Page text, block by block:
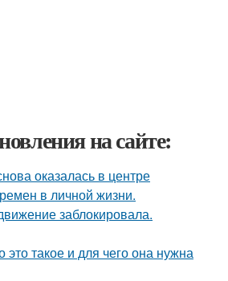
на сайте:
оказалась в центре
в личной жизни.
заблокировала.
такое и для чего она нужна